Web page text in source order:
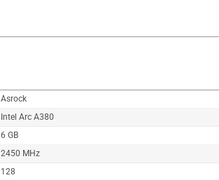
Asrock
Intel Arc A380
6 GB
2450 MHz
128